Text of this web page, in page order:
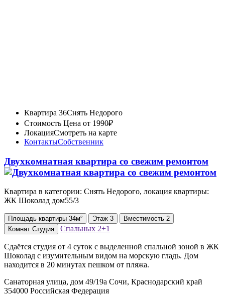
Квартира 36Снять Недорого
Стоимость Цена от 1990₽
ЛокацияСмотреть на карте
КонтактыСобственник
Двухкомнатная квартира со свежим ремонтом
Квартира в категории: Снять Недорого, локация квартиры:
ЖК Шоколад дом55/3
Площадь квартиры 34м² Этаж 3 Вместимость 2
Комнат Студия Спальных 2+1
Сдаётся студия от 4 суток с выделенной спальной зоной в ЖК
Шоколад с изумительным видом на морскую гладь. Дом
находится в 20 минутах пешком от пляжа.
Санаторная улица, дом 49/19а Сочи, Краснодарский край
354000 Российская Федерация